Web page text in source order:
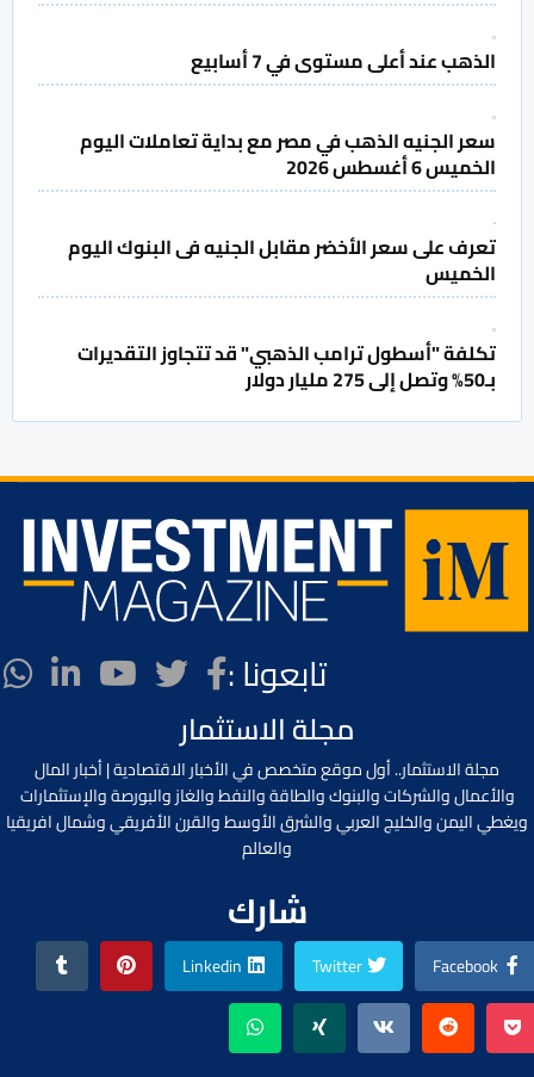
الذهب عند أعلى مستوى في 7 أسابيع
سعر الجنيه الذهب في مصر مع بداية تعاملات اليوم
الخميس 6 أغسطس 2026
تعرف على سعر الأخضر مقابل الجنيه فى البنوك اليوم
الخميس
تكلفة "أسطول ترامب الذهبي" قد تتجاوز التقديرات
بـ50% وتصل إلى 275 مليار دولار
تابعونا :
مجلة الاستثمار
مجلة الاستثمار.. أول موقع متخصص في الأخبار الاقتصادية | أخبار المال
والأعمال والشركات والبنوك والطاقة والنفط والغاز والبورصة والإستثمارات
ويغطي اليمن والخليج العربي والشرق الأوسط والقرن الأفريقي وشمال افريقيا
والعالم
شارك
Facebook
Twitter
Linkedin